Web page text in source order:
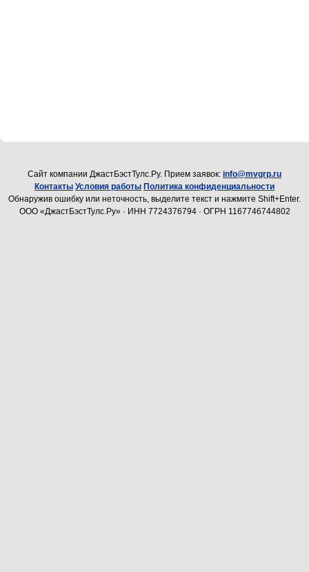
Cайт компании ДжастБэстТулс.Ру. Прием заявок: info@mvgrp.ru
Контакты Условия работы Политика конфиденциальности
Обнаружив ошибку или неточность, выделите текст и нажмите Shift+Enter.
ООО «ДжастБэстТулс.Ру» · ИНН 7724376794 · ОГРН 1167746744802